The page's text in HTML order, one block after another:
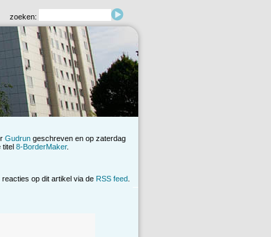
zoeken:
Gudrun geschreven en op zaterdag
8-BorderMaker.
op dit artikel via de RSS feed.